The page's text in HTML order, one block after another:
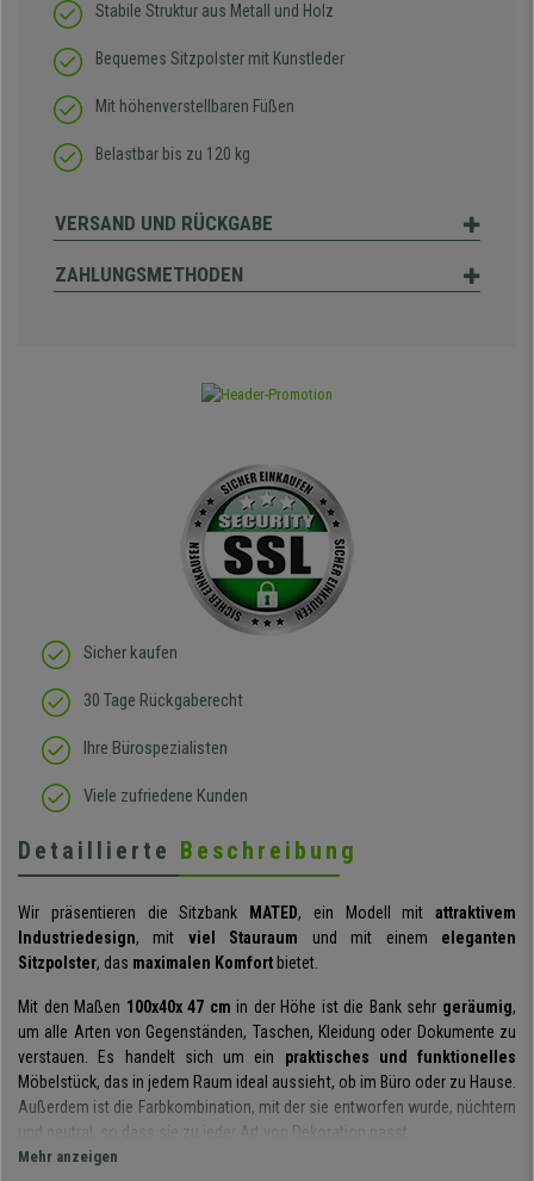
Stabile Struktur aus Metall und Holz
Bequemes Sitzpolster mit Kunstleder
Mit höhenverstellbaren Füßen
Belastbar bis zu 120 kg
VERSAND UND RÜCKGABE
ZAHLUNGSMETHODEN
Sicher kaufen
30 Tage Rückgaberecht
Ihre Bürospezialisten
Viele zufriedene Kunden
Detaillierte Beschreibung
Wir präsentieren die Sitzbank MATED, ein Modell mit attraktivem
Industriedesign, mit viel Stauraum und mit einem eleganten
Sitzpolster, das maximalen Komfort bietet.
Mit den Maßen 100x40x 47 cm in der Höhe ist die Bank sehr geräumig,
um alle Arten von Gegenständen, Taschen, Kleidung oder Dokumente zu
verstauen. Es handelt sich um ein praktisches und funktionelles
Möbelstück, das in jedem Raum ideal aussieht, ob im Büro oder zu Hause.
Außerdem ist die Farbkombination, mit der sie entworfen wurde, nüchtern
und neutral, so dass sie zu jeder Art von Dekoration passt.
Mehr anzeigen